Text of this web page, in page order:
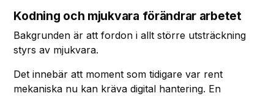
Kodning och mjukvara förändrar arbetet
Bakgrunden är att fordon i allt större utsträckning
styrs av mjukvara.
Det innebär att moment som tidigare var rent
mekaniska nu kan kräva digital hantering. En